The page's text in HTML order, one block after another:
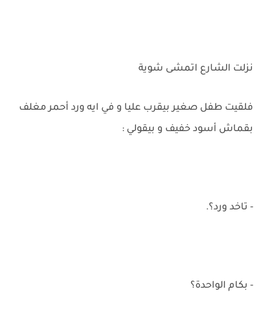
نزلت الشارع اتمشى شوية
فلقيت طفل صغير بيقرب عليا و في ايه ورد أحمر مغلف
بقماش أسود خفيف و بيقولي :
- تاخد ورد؟.
- بكام الواحدة؟